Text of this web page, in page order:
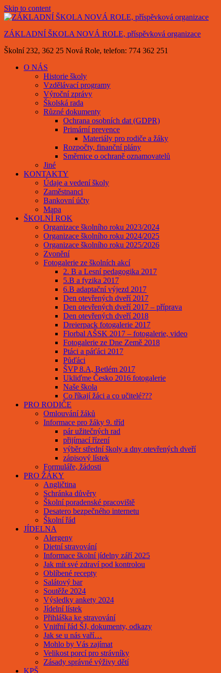
Skip to content
ZÁKLADNÍ ŠKOLA NOVÁ ROLE, příspěvková organizace
Školní 232, 362 25 Nová Role, telefon: 774 362 251
O NÁS
Historie školy
Vzdělávací programy
Výroční zprávy
Školská rada
Různé dokumenty
Ochrana osobních dat (GDPR)
Primární prevence
Materiály pro rodiče a žáky
Rozpočty, finanční plány
Směrnice o ochraně oznamovatelů
Jiné
KONTAKTY
Údaje a vedení školy
Zaměstnanci
Bankovní účty
Mapa
ŠKOLNÍ ROK
Organizace školního roku 2023/2024
Organizace školního roku 2024/2025
Organizace školního roku 2025/2026
Zvonění
Fotogalerie ze školních akcí
2. B a Lesní pedagogika 2017
5.B a fyzika 2017
6.B adaptační výjezd 2017
Den otevřených dveří 2017
Den otevřených dveří 2017 – příprava
Den otevřených dveří 2018
Dreierpack fotogalerie 2017
Florbal AŠSK 2017 – fotogalerie, video
Fotogalerie ze Dne Země 2018
Ptáci a páťáci 2017
Půďáci
ŠVP 8.A, Betlém 2017
Ukliďme Česko 2016 fotogalerie
Naše škola
Co říkají žáci a co učitelé???
PRO RODIČE
Omlouvání žáků
Informace pro žáky 9. tříd
pár užitečných rad
přijímací řízení
výběr střední školy a dny otevřených dveří
zápisový lístek
Formuláře, žádosti
PRO ŽÁKY
Angličtina
Schránka důvěry
Školní poradenské pracoviště
Desatero bezpečného internetu
Školní řád
JÍDELNA
Alergeny
Dietní stravování
Informace školní jídelny září 2025
Jak mít své zdraví pod kontrolou
Oblíbené recepty
Salátový bar
Soutěže 2024
Výsledky ankety 2024
Jídelní lístek
Přihláška ke stravování
Vnitřní řád ŠJ, dokumenty, odkazy
Jak se u nás vaří…
Mohlo by Vás zajímat
Velikost porcí pro strávníky
Zásady správné výživy dětí
KPŠ